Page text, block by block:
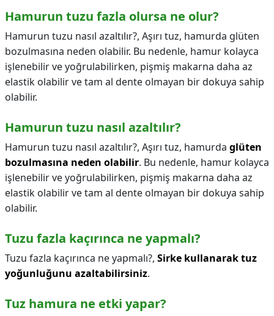
Hamurun tuzu fazla olursa ne olur?
Hamurun tuzu nasıl azaltılır?, Aşırı tuz, hamurda glüten
bozulmasına neden olabilir. Bu nedenle, hamur kolayca
işlenebilir ve yoğrulabilirken, pişmiş makarna daha az
elastik olabilir ve tam al dente olmayan bir dokuya sahip
olabilir.
Hamurun tuzu nasıl azaltılır?
Hamurun tuzu nasıl azaltılır?, Aşırı tuz, hamurda glüten
bozulmasına neden olabilir. Bu nedenle, hamur kolayca
işlenebilir ve yoğrulabilirken, pişmiş makarna daha az
elastik olabilir ve tam al dente olmayan bir dokuya sahip
olabilir.
Tuzu fazla kaçırınca ne yapmalı?
Tuzu fazla kaçırınca ne yapmalı?, Sirke kullanarak tuz
yoğunluğunu azaltabilirsiniz.
Tuz hamura ne etki yapar?